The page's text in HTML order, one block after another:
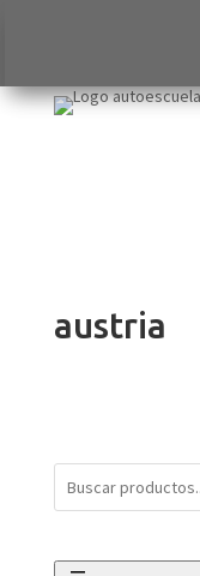
austria